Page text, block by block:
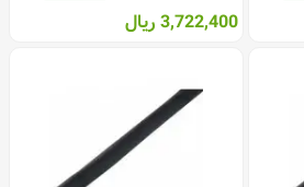
3,722,400 ریال